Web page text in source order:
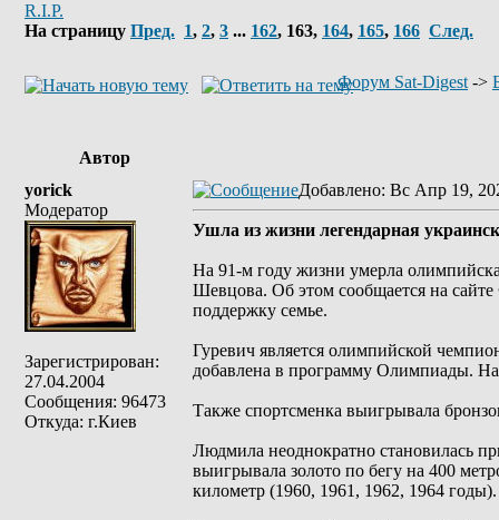
R.I.P.
На страницу Пред. 1, 2, 3 ... 162, 163, 164, 165, 166 След.
Форум Sat-Digest ->
Автор
yorick
Модератор
Зарегистрирован:
27.04.2004
Сообщения: 96473
Откуда: г.Киев
Добавлено: Вс Апр 19,
Ушла из жизни легендарная
На 91-м году жизни умерла
Шевцова. Об этом сообщается на
поддержку семье.
Гуревич является олимпийской
добавлена в программу Олимпиады.
Также спортсменка выигрывала
Людмила неоднократно становилась
выигрывала золото по бегу на 400
километр (1960, 1961, 1962, 1964 годы).